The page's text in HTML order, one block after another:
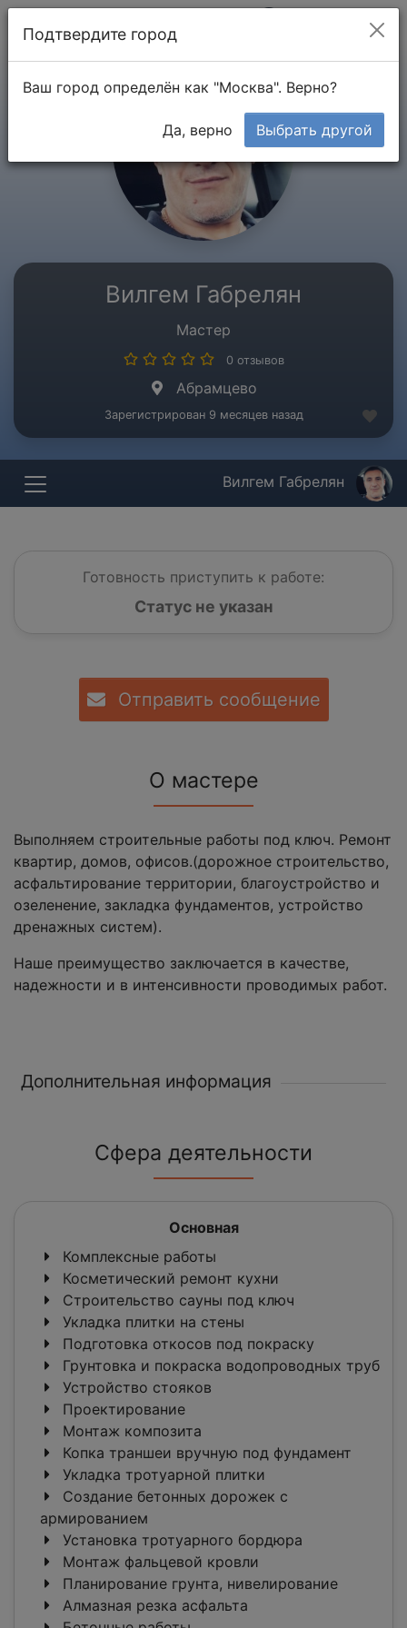
Вилгем Габрелян
Мастер
0 отзывов
Абрамцево
Зарегистрирован 9 месяцев назад
Вилгем Габрелян
Готовность приступить к работе:
Статус не указан
Отправить сообщение
О мастере
Выполняем строительные работы под ключ. Ремонт
квартир, домов, офисов.(дорожное строительство,
асфальтирование территории, благоустройство и
озеленение, закладка фундаментов, устройство
дренажных систем).
Наше преимущество заключается в качестве,
надежности и в интенсивности проводимых работ.
Дополнительная информация
Сфера деятельности
Основная
Комплексные работы
Косметический ремонт кухни
Строительство сауны под ключ
Укладка плитки на стены
Подготовка откосов под покраску
Грунтовка и покраска водопроводных труб
Устройство стояков
Проектирование
Монтаж композита
Копка траншеи вручную под фундамент
Укладка тротуарной плитки
Создание бетонных дорожек с
армированием
Установка тротуарного бордюра
Монтаж фальцевой кровли
Планирование грунта, нивелирование
Алмазная резка асфальта
Подтвердите город
Ваш город определён как "Москва". Верно?
Да, верно Выбрать другой